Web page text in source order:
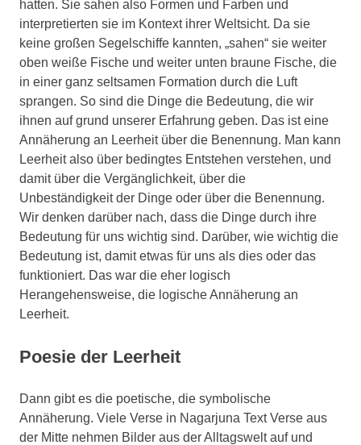
hatten. Sie sahen also Formen und Farben und
interpretierten sie im Kontext ihrer Weltsicht. Da sie
keine großen Segelschiffe kannten, „sahen“ sie weiter
oben weiße Fische und weiter unten braune Fische, die
in einer ganz seltsamen Formation durch die Luft
sprangen. So sind die Dinge die Bedeutung, die wir
ihnen auf grund unserer Erfahrung geben. Das ist eine
Annäherung an Leerheit über die Benennung. Man kann
Leerheit also über bedingtes Entstehen verstehen, und
damit über die Vergänglichkeit, über die
Unbeständigkeit der Dinge oder über die Benennung.
Wir denken darüber nach, dass die Dinge durch ihre
Bedeutung für uns wichtig sind. Darüber, wie wichtig die
Bedeutung ist, damit etwas für uns als dies oder das
funktioniert. Das war die eher logisch
Herangehensweise, die logische Annäherung an
Leerheit.
Poesie der Leerheit
Dann gibt es die poetische, die symbolische
Annäherung. Viele Verse in Nagarjuna Text Verse aus
der Mitte nehmen Bilder aus der Alltagswelt auf und